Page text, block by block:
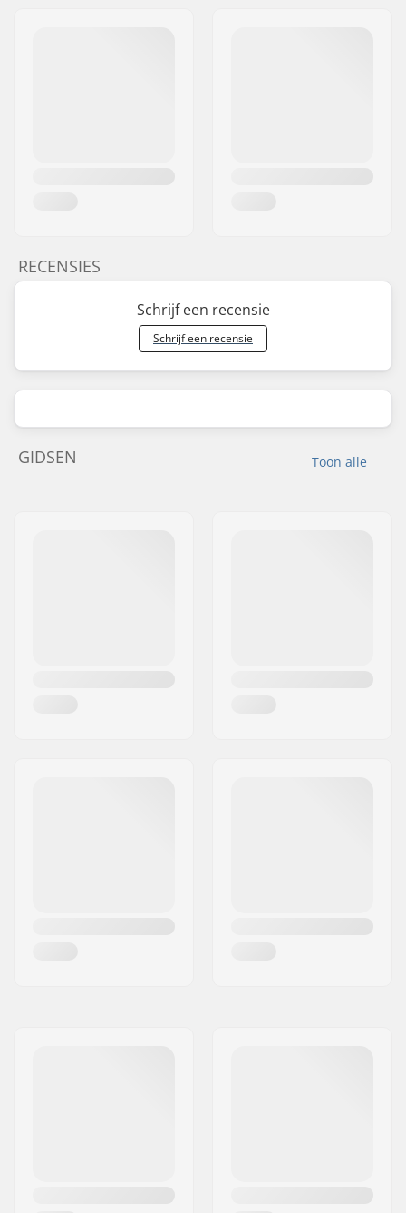
RECENSIES
Schrijf een recensie
Schrijf een recensie
Toon alle
GIDSEN